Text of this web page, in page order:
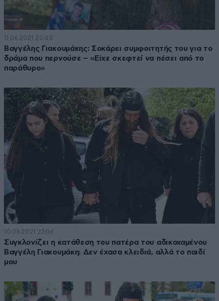
11·06·2021 20:48
Βαγγέλης Γιακουμάκης: Σοκάρει συμφοιτητής του για το
δράμα που περνούσε – «Είχε σκεφτεί να πέσει από το
παράθυρο»
10·06·2021 23:06
Συγκλονίζει η κατάθεση του πατέρα του αδικοχαμένου
Βαγγέλη Γιακουμάκη: Δεν έχασα κλειδιά, αλλά το παιδί
μου